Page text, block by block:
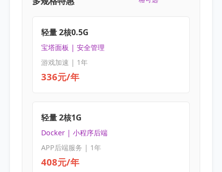
轻量 2核0.5G
宝塔面板 | 安全管理
游戏加速 | 1年
336元/年
轻量 2核1G
Docker | 小程序后端
APP后端服务 | 1年
408元/年